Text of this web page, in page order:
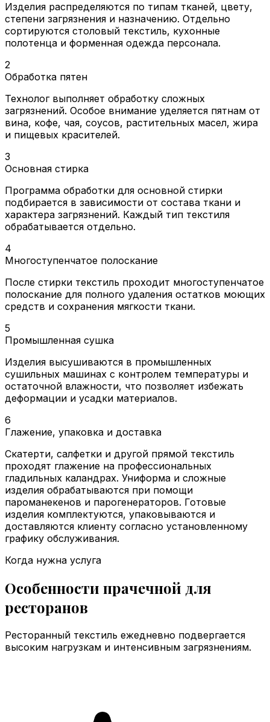
Изделия распределяются по типам тканей, цвету,
степени загрязнения и назначению. Отдельно
сортируются столовый текстиль, кухонные
полотенца и форменная одежда персонала.
2
Обработка пятен
Технолог выполняет обработку сложных
загрязнений. Особое внимание уделяется пятнам от
вина, кофе, чая, соусов, растительных масел, жира
и пищевых красителей.
3
Основная стирка
Программа обработки для основной стирки
подбирается в зависимости от состава ткани и
характера загрязнений. Каждый тип текстиля
обрабатывается отдельно.
4
Многоступенчатое полоскание
После стирки текстиль проходит многоступенчатое
полоскание для полного удаления остатков моющих
средств и сохранения мягкости ткани.
5
Промышленная сушка
Изделия высушиваются в промышленных
сушильных машинах с контролем температуры и
остаточной влажности, что позволяет избежать
деформации и усадки материалов.
6
Глажение, упаковка и доставка
Скатерти, салфетки и другой прямой текстиль
проходят глажение на профессиональных
гладильных каландрах. Униформа и сложные
изделия обрабатываются при помощи
пароманекенов и парогенераторов. Готовые
изделия комплектуются, упаковываются и
доставляются клиенту согласно установленному
графику обслуживания.
Когда нужна услуга
Особенности прачечной для
ресторанов
Ресторанный текстиль ежедневно подвергается
высоким нагрузкам и интенсивным загрязнениям.